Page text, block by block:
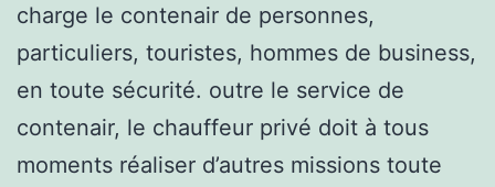
charge le contenair de personnes,
particuliers, touristes, hommes de business,
en toute sécurité. outre le service de
contenair, le chauffeur privé doit à tous
moments réaliser d’autres missions toute